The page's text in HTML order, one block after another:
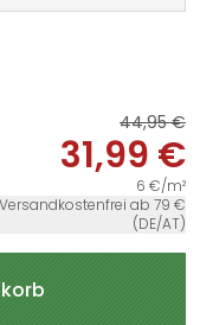
44,95 €
31,99 €
6 €/m²
Versandkostenfrei ab 79 €
(DE/AT)